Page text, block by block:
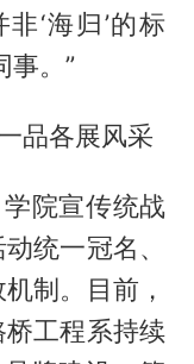
‘海归’的标
事。”
品各展风采
院宣传统战
统一冠名、
制。目前，
工程系持续